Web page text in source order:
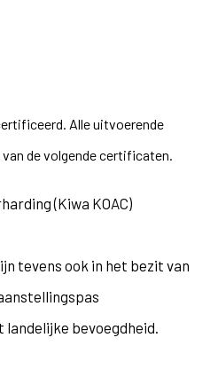
Alle uitvoerende
de volgende certificaten.
(Kiwa KOAC)
tevens ook in het bezit van
bevoegdheid.